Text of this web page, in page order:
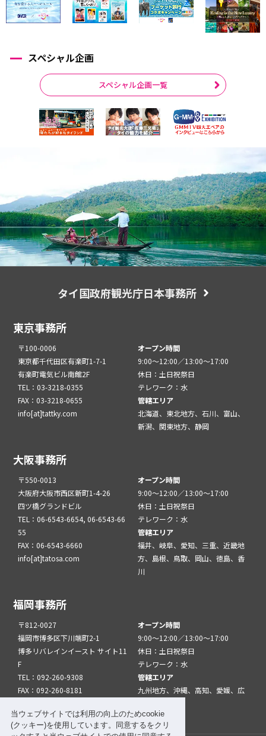
当ウェブサイトでは利用の向上のためcookie
(クッキー)を使用しています。同意するをクリ
スペシャル企画
スペシャル企画一覧
タイ国政府観光庁日本事務所
東京事務所
〒100-0006
東京都千代田区有楽町1-7-1
有楽町電気ビル南館2F
TEL：03-3218-0355
FAX：03-3218-0655
info[at]tattky.com
オープン時間
9:00～12:00／13:00～17:00
休日：土日祝祭日
テレワーク：水
管轄エリア
北海道、東北地方、石川、富山、
新潟、関東地方、静岡
大阪事務所
〒550-0013
大阪府大阪市西区新町1-4-26
四ツ橋グランドビル
TEL：06-6543-6654, 06-6543-66
55
FAX：06-6543-6660
info[at]tatosa.com
オープン時間
9:00～12:00／13:00～17:00
休日：土日祝祭日
テレワーク：水
管轄エリア
福井、岐阜、愛知、三重、近畿地
方、島根、鳥取、岡山、徳島、香
川
福岡事務所
〒812-0027
福岡市博多区下川端町2-1
博多リバレインイースト サイト11
F
TEL：092-260-9308
FAX：092-260-8181
オープン時間
9:00～12:00／13:00～17:00
休日：土日祝祭日
テレワーク：水
管轄エリア
九州地方、沖縄、高知、愛媛、広